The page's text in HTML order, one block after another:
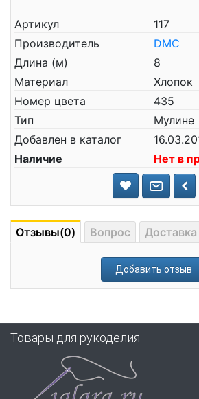
Артикул
117
Производитель
DMC
Длина (м)
8
Материал
Хлопок
Номер цвета
435
Тип
Мулине
Добавлен в каталог
Наличие
Нет в
Отзывы(0) Вопрос Доставка
Добавить отзыв
Товары для рукоделия